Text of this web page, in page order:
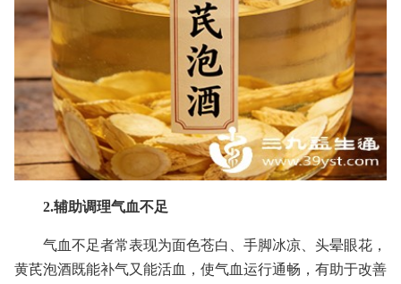
2.辅助调理气血不足
气血不足者常表现为面色苍白、手脚冰凉、头晕眼花，
黄芪泡酒既能补气又能活血，使气血运行通畅，有助于改善